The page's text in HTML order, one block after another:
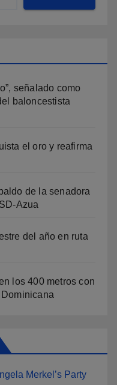
señalado como
baloncestista
el oro y reafirma
de la senadora
Azua
del año en ruta
los 400 metros con
Merkel’s Party